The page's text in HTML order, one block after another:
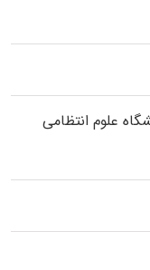
ﻋﻠﻮم انتظامی